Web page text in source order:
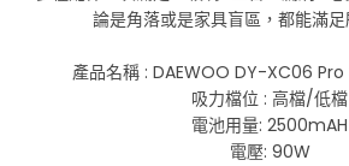
論是角落或是家具盲區，都能滿
產品名稱 : DAEWOO DY-XC06
吸力檔位 : 高檔/低檔
電池用量: 2500mAH
電壓: 90W